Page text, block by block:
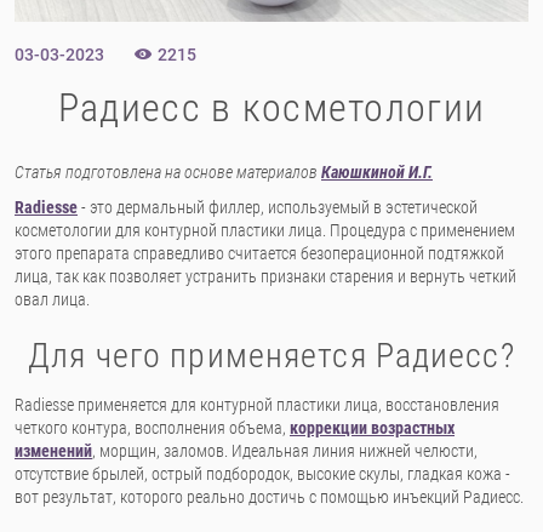
Радиесс в косметологии
03-03-2023 2215
Статья подготовлена на основе материалов Каюшкиной И.Г.
Radiesse- это дермальный филлер, используемый в эстетической
косметологии для контурной пластики лица. Процедура с применением
этого препарата справедливо считается безоперационной подтяжкой
лица, так как позволяет устранить признаки старения и вернуть четкий
овал лица.
Для чего применяется Радиесс?
Radiesse применяется для контурной пластики лица, восстановления
четкого контура, восполнения объема, коррекции возрастных
изменений, морщин, заломов. Идеальная линия нижней челюсти,
отсутствие брылей, острый подбородок, высокие скулы, гладкая кожа -
вот результат, которого реально достичь с помощью инъекций Радиесс.